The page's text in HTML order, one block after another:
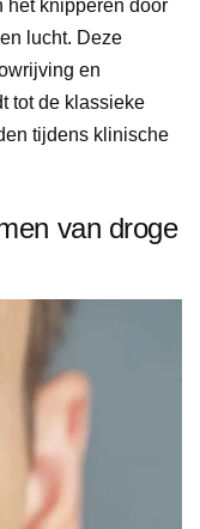
het knipperen door
lucht. Deze
en
tot de klassieke
tijdens klinische
van droge